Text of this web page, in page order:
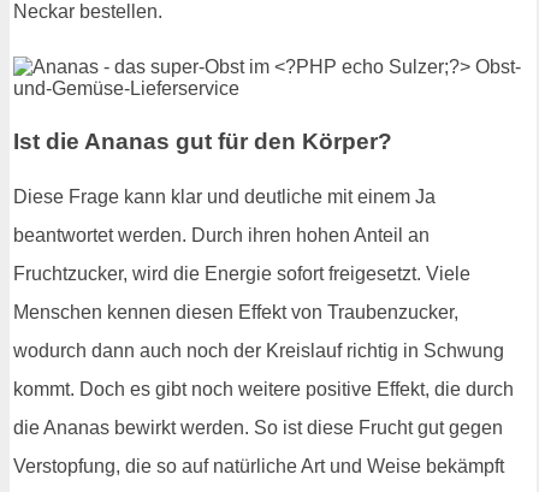
Neckar bestellen.
Ist die Ananas gut für den Körper?
Diese Frage kann klar und deutliche mit einem Ja
beantwortet werden. Durch ihren hohen Anteil an
Fruchtzucker, wird die Energie sofort freigesetzt. Viele
Menschen kennen diesen Effekt von Traubenzucker,
wodurch dann auch noch der Kreislauf richtig in Schwung
kommt. Doch es gibt noch weitere positive Effekt, die durch
die Ananas bewirkt werden. So ist diese Frucht gut gegen
Verstopfung, die so auf natürliche Art und Weise bekämpft